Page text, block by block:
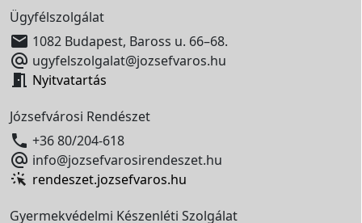
Ügyfélszolgálat
 1082 Budapest, Baross u. 66–68.
 ugyfelszolgalat@jozsefvaros.hu
 Nyitvatartás
Józsefvárosi Rendészet
 +36 80/204-618
 info@jozsefvarosirendeszet.hu
rendeszet.jozsefvaros.hu
Gyermekvédelmi Készenléti Szolgálat